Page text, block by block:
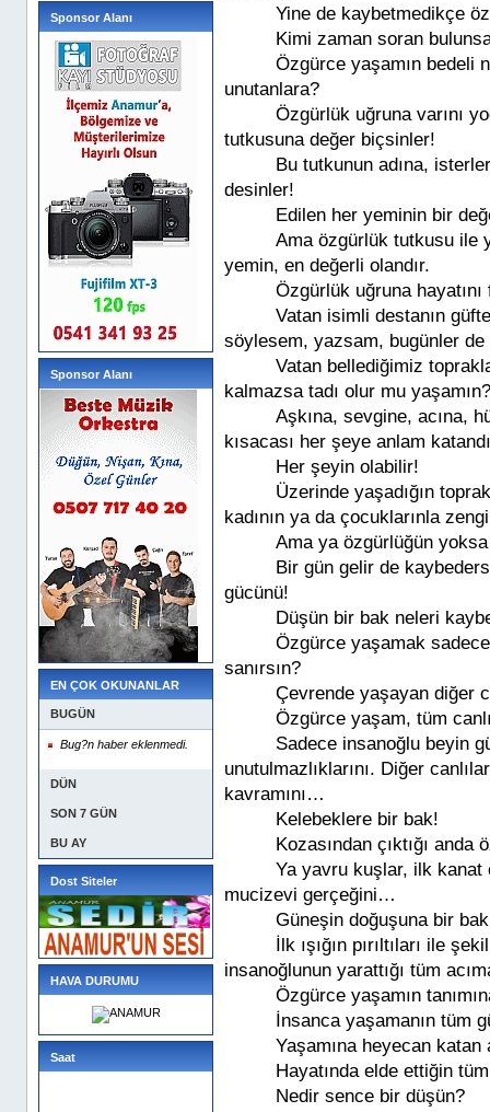
Sponsor Alanı
Sponsor Alanı
EN ÇOK OKUNANLAR
BUGÜN
Bug?n haber eklenmedi.
DÜN
SON 7 GÜN
BU AY
Dost Siteler
HAVA DURUMU
Saat
Yine de kaybetmedikçe
Kimi zaman soran
Özgürce yaşamın bedeli
unutanlara?
Özgürlük uğruna varını
tutkusuna değer biçsinler!
Bu tutkunun adına,
desinler!
Edilen her yeminin bir
Ama özgürlük tutkusu ile
yemin, en değerli olandır.
Özgürlük uğruna
Vatan isimli destanın
söylesem, yazsam, bugünler
Vatan bellediğimiz
kalmazsa tadı olur mu yaşamın?
Aşkına, sevgine, acına,
kısacası her şeye anlam
Her şeyin olabilir!
Üzerinde yaşadığın
kadının ya da çocuklarınla
Ama ya özgürlüğün
Bir gün gelir de
gücünü!
Düşün bir bak neleri
Özgürce yaşamak
sanırsın?
Çevrende yaşayan diğer
Özgürce yaşam, tüm
Sadece insanoğlu beyin
unutulmazlıklarını. Diğer
kavramını…
Kelebeklere bir bak!
Kozasından çıktığı
Ya yavru kuşlar, ilk kanat
mucizevi gerçeğini…
Güneşin doğuşuna bir
İlk ışığın pırıltıları ile
insanoğlunun yarattığı tüm
Özgürce yaşamın
İnsanca yaşamanın tüm
Yaşamına heyecan
Hayatında elde ettiğin
Nedir sence bir düşün?